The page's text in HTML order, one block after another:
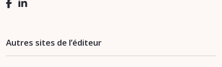
Autres sites de l’éditeur